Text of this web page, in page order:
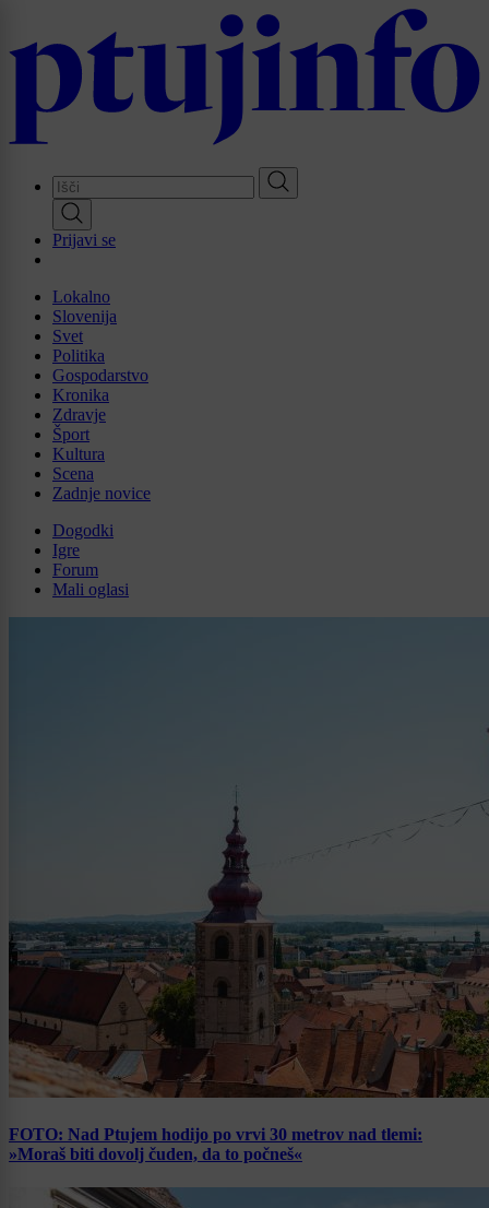
main
Prijavi se
Lokalno
Slovenija
Svet
Politika
Gospodarstvo
Kronika
Zdravje
Šport
Kultura
Scena
Zadnje novice
Dogodki
Igre
Forum
Mali oglasi
FOTO: Nad Ptujem hodijo po vrvi 30 metrov nad tlemi:
»Moraš biti dovolj čuden, da to počneš«